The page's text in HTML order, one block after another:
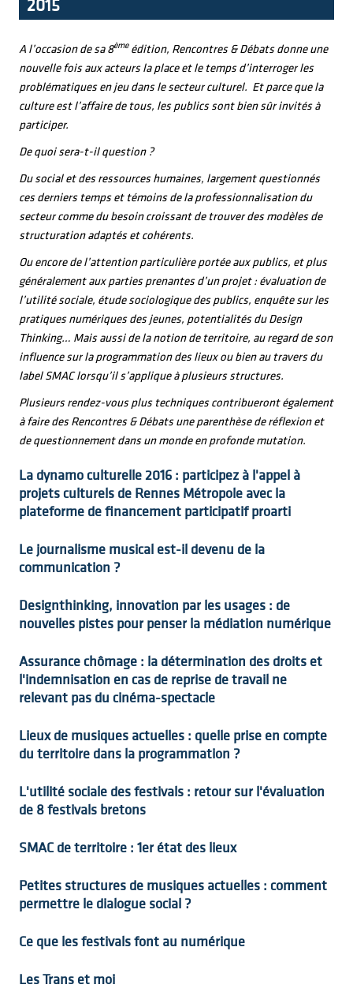
2015
A l’occasion de sa 8èmeédition, Rencontres & Débats donne une
nouvelle fois aux acteurs la place et le temps d’interroger les
problématiques en jeu dans le secteur culturel. Et parce que la
culture est l’affaire de tous, les publics sont bien sûr invités à
participer.
De quoi sera-t-il question ?
Du social et des ressources humaines, largement questionnés
ces derniers temps et témoins de la professionnalisation du
secteur comme du besoin croissant de trouver des modèles de
structuration adaptés et cohérents.
Ou encore de l’attention particulière portée aux publics, et plus
généralement aux parties prenantes d’un projet : évaluation de
l’utilité sociale, étude sociologique des publics, enquête sur les
pratiques numériques des jeunes, potentialités du Design
Thinking… Mais aussi de la notion de territoire, au regard de son
influence sur la programmation des lieux ou bien au travers du
label SMAC lorsqu’il s’applique à plusieurs structures.
Plusieurs rendez-vous plus techniques contribueront également
à faire des Rencontres & Débats une parenthèse de réflexion et
de questionnement dans un monde en profonde mutation.
La dynamo culturelle 2016 : participez à l'appel à
projets culturels de Rennes Métropole avec la
plateforme de financement participatif proarti
Le journalisme musical est-il devenu de la
communication ?
Designthinking, innovation par les usages : de
nouvelles pistes pour penser la médiation numérique
Assurance chômage : la détermination des droits et
l'indemnisation en cas de reprise de travail ne
relevant pas du cinéma-spectacle
Lieux de musiques actuelles : quelle prise en compte
du territoire dans la programmation ?
L'utilité sociale des festivals : retour sur l'évaluation
de 8 festivals bretons
SMAC de territoire : 1er état des lieux
Petites structures de musiques actuelles : comment
permettre le dialogue social ?
Ce que les festivals font au numérique
Les Trans et moi